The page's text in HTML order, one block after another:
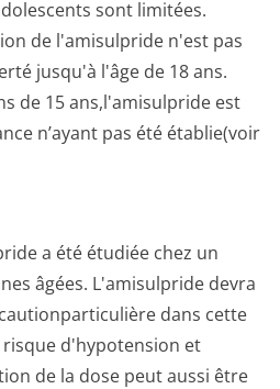
sont limitées.
de l'amisulpride n'est pas
jusqu'à l'âge de 18 ans.
de 15 ans,l'amisul­pride est
n’ayant pas été établie(voir
a été étudiée chez un
âgées. L'amisulpride devra
dans cette
d'hypotension et
de la dose peut aussi être